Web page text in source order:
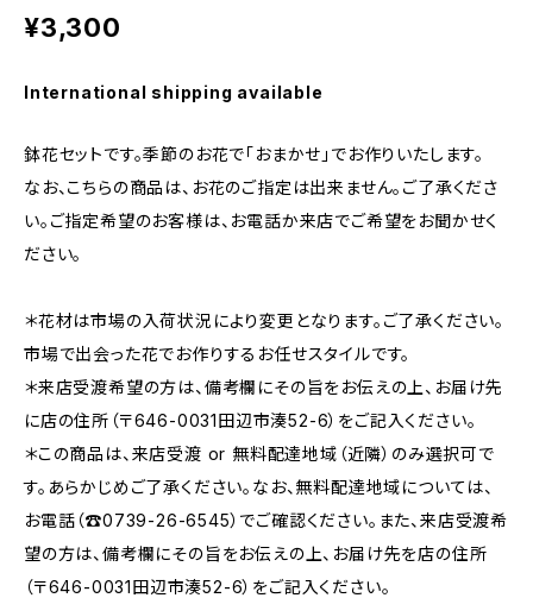
¥3,300
International shipping available
鉢花セットです。季節のお花で「おまかせ」でお作りいたします。
なお、こちらの商品は、お花のご指定は出来ません。ご了承くださ
い。ご指定希望のお客様は、お電話か来店でご希望をお聞かせく
ださい。
＊花材は市場の入荷状況により変更となります。ご了承ください。
市場で出会った花でお作りするお任せスタイルです。
＊来店受渡希望の方は、備考欄にその旨をお伝えの上、お届け先
に店の住所（〒646-0031田辺市湊52-6）をご記入ください。
＊この商品は、来店受渡 or 無料配達地域（近隣）のみ選択可で
す。あらかじめご了承ください。なお、無料配達地域については、
お電話（☎0739-26-6545）でご確認ください。また、来店受渡希
望の方は、備考欄にその旨をお伝えの上、お届け先を店の住所
（〒646-0031田辺市湊52-6）をご記入ください。